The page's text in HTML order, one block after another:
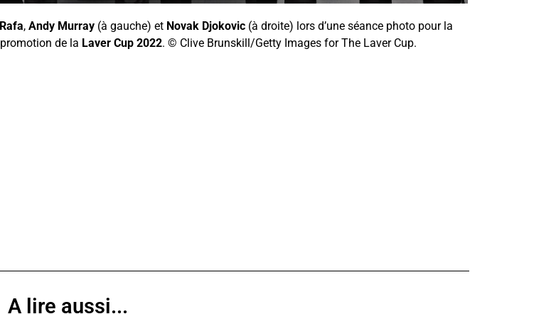
Rafa,Andy Murray (à gauche) et Novak Djokovic (à droite) lors d’une séance photo pour la
promotion de la Laver Cup 2022. © Clive Brunskill/Getty Images for The Laver Cup.
A lire aussi...